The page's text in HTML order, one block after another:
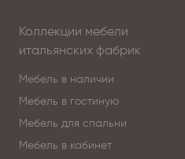
Коллекции мебели
итальянских фабрик
Мебель в наличии
Мебель в гостиную
Мебель для спальни
Мебель в кабинет